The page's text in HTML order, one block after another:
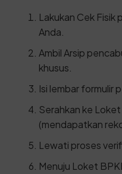
Lakukan Cek Fisik
Anda.
Ambil Arsip
khusus.
Isi lembar formulir
Serahkan ke
(mendapatkan
Lewati proses
Menuju Loket